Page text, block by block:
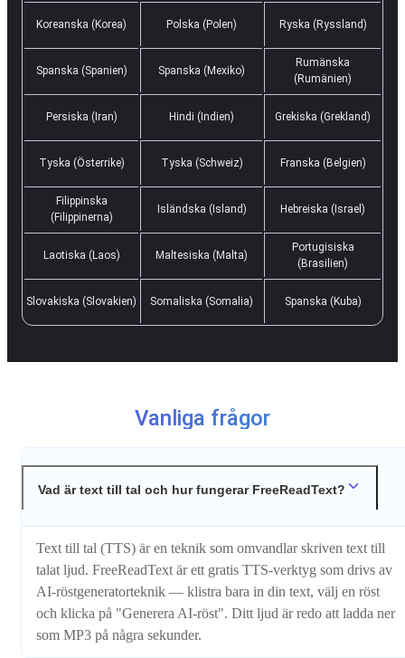
Koreanska (Korea) Polska (Polen) Ryska (Ryssland)
Spanska (Spanien) Spanska (Mexiko)
Rumänska
(Rumänien)
Persiska (Iran) Hindi (Indien) Grekiska (Grekland)
Tyska (Österrike) Tyska (Schweiz) Franska (Belgien)
Filippinska
(Filippinerna)
Isländska (Island) Hebreiska (Israel)
Laotiska (Laos) Maltesiska (Malta)
Portugisiska
(Brasilien)
Slovakiska (Slovakien) Somaliska (Somalia) Spanska (Kuba)
Vanliga frågor
Vad är text till tal och hur fungerar FreeReadText?
Text till tal (TTS) är en teknik som omvandlar skriven text till
talat ljud. FreeReadText är ett gratis TTS-verktyg som drivs av
AI-röstgeneratorteknik — klistra bara in din text, välj en röst
och klicka på "Generera AI-röst". Ditt ljud är redo att ladda ner
som MP3 på några sekunder.